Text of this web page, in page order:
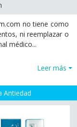
no tiene como
ni reemplazar o
médico...
Leer más
Antiedad